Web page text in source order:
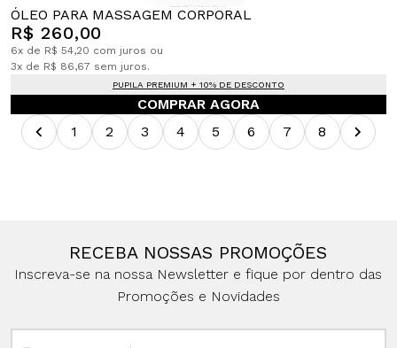
ÓLEO PARA MASSAGEM CORPORAL
R$ 260,00
6x de R$ 54,20 com juros ou
3x de R$ 86,67 sem juros.
PUPILA PREMIUM + 10% DE DESCONTO
COMPRAR AGORA
1
2 3 4 5 6 7 8
RECEBA NOSSAS PROMOÇÕES
Inscreva-se na nossa Newsletter e fique por dentro das
Promoções e Novidades